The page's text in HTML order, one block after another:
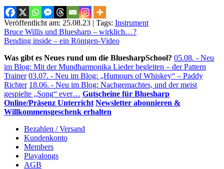
Veröffentlicht am: 25.08.23 | Tags: Instrument
Beitragsnavigation
Bruce Willis und Bluesharp – wirklich…?
Bending inside – ein Röntgen-Video
Was gibt es Neues rund um die BluesharpSchool? 05.08. - Neu
im Blog: Mit der Mundharmonika Lieder begleiten – der Pattern
Trainer 03.07. - Neu im Blog: „Humours of Whiskey“ – Paddy
Richter 18.06. - Neu im Blog: Nachgemachtes, und der meist
gespielte „Song“ ever… Gutscheine für Bluesharp
Online/Präsenz Unterricht Newsletter abonnieren &
Willkommensgeschenk erhalten
Bezahlen / Versand
Kundenkonto
Members
Playalongs
AGB